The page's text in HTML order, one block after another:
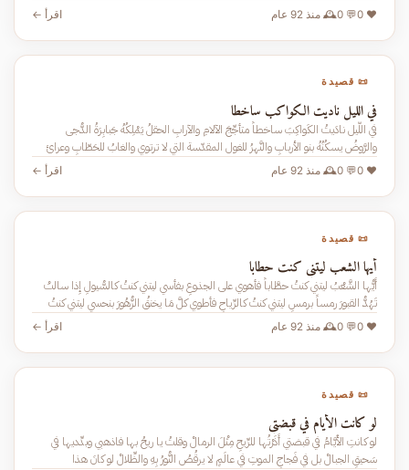
❤️ 0
💬 0 🕰️ منذ 92 عام اقرأ ←
📜 قصيدة
في الليل ناديت الكواكب ساخطا
في اللَّيل نادَيتُ الكَواكِبَ ساخطاً متأجِّجَ الآلامِ والآرابِ الحقلُ يَمْلِكُهُ جَبابِرَةُ الدُّجى
والرَّوضُ يسكُنُهُ بنو الأربابِ والنَّهرُ للغول المقدّسة التي لا ترتوي والغابُ للحَطّابِ وعرائ
❤️ 0
💬 0 🕰️ منذ 92 عام اقرأ ←
📜 قصيدة
أيها الشعب ليتني كنت حطابا
أَيُّها الشَّعْبُ ليتني كنتُ حطَّاباً فأهوي على الجذوعِ بفأسي ليتني كنتُ كالسُّيولِ إِذا سالتْ
تَهُدُّ القبورَ رمساً برمسِ ليتني كنتُ كالرِّياحِ فأطوي كلَّ مَا يخنقُ الزُّهُورَ بنحسي ليتني كنتُ
❤️ 0
💬 0 🕰️ منذ 92 عام اقرأ ←
📜 قصيدة
لو كانت الأيام في قبضتي
لو كانتِ الأَيَّامُ في قبضتي أَذَرْتُها للرِّيحِ مِثْلَ الرمالْ وقلتُ يا ريحُ بها فاذهبي وبدِّديها في
سَحيقِ الجبالْ بل في فَجاجِ الموتِ في عالَمٍ لا يرقُصُ النُّورُ بِهِ والظِّلالْ لو كانَ هذا